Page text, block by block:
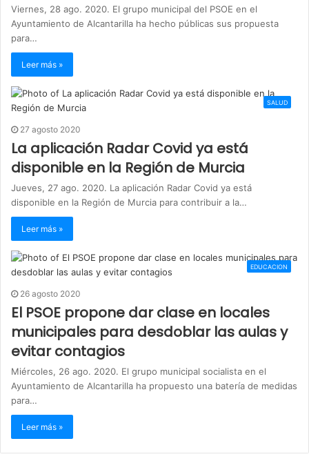
Viernes, 28 ago. 2020. El grupo municipal del PSOE en el
Ayuntamiento de Alcantarilla ha hecho públicas sus propuesta
para…
Leer más »
SALUD
27 agosto 2020
La aplicación Radar Covid ya está
disponible en la Región de Murcia
Jueves, 27 ago. 2020. La aplicación Radar Covid ya está
disponible en la Región de Murcia para contribuir a la…
Leer más »
EDUCACION
26 agosto 2020
El PSOE propone dar clase en locales
municipales para desdoblar las aulas y
evitar contagios
Miércoles, 26 ago. 2020. El grupo municipal socialista en el
Ayuntamiento de Alcantarilla ha propuesto una batería de medidas
para…
Leer más »